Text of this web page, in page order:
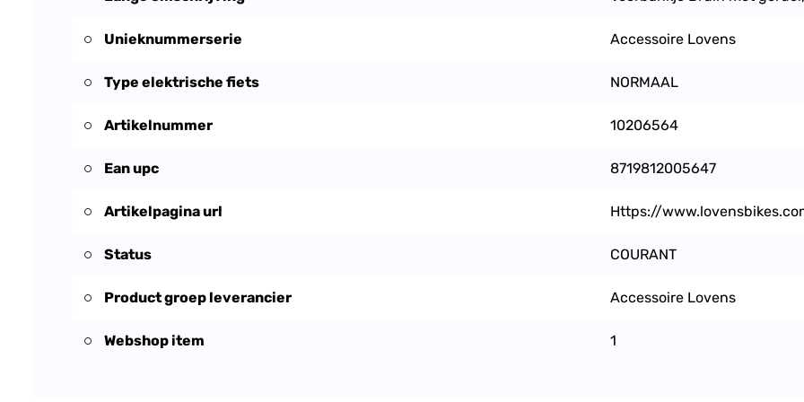
Unieknummerserie Accessoire Lovens
Type elektrische fiets NORMAAL
Artikelnummer 10206564
Ean upc 8719812005647
Artikelpagina url Https://
Status COURANT
Product groep leverancier Accessoire Lovens
Webshop item 1